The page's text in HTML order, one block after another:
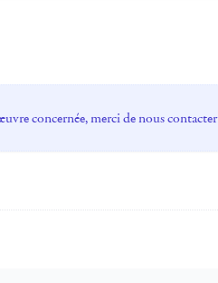
concernée, merci de nous contacter